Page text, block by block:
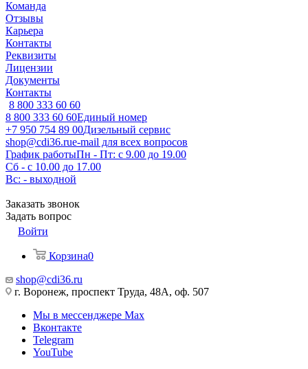
Команда
Отзывы
Карьера
Контакты
Реквизиты
Лицензии
Документы
Контакты
8 800 333 60 60
8 800 333 60 60Единый номер
+7 950 754 89 00Дизельный сервис
shop@cdi36.rue-mail для всех вопросов
График работыПн - Пт: с 9.00 до 19.00
Сб - с 10.00 до 17.00
Вс: - выходной
Заказать звонок
Задать вопрос
Войти
Корзина0
shop@cdi36.ru
г. Воронеж, проспект Труда, 48А, оф. 507
Мы в мессенджере Max
Вконтакте
Telegram
YouTube